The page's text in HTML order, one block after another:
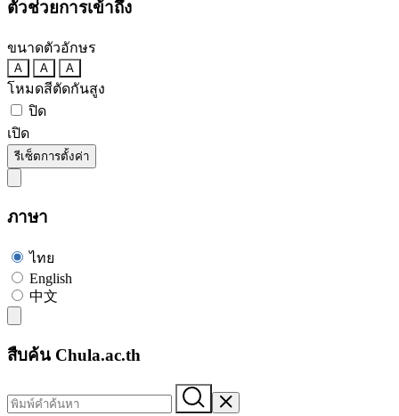
ตัวช่วยการเข้าถึง
ขนาดตัวอักษร
A A A
โหมดสีตัดกันสูง
ปิด
เปิด
รีเซ็ตการตั้งค่า
ภาษา
ไทย
English
中文
สืบค้น Chula.ac.th